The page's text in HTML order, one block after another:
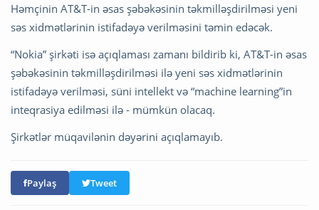
Həmçinin AT&T-in əsas şəbəkəsinin təkmilləşdirilməsi yeni
səs xidmətlərinin istifadəyə verilməsini təmin edəcək.
“Nokia” şirkəti isə açıqlaması zamanı bildirib ki, AT&T-in əsas
şəbəkəsinin təkmilləşdirilməsi ilə yeni səs xidmətlərinin
istifadəyə verilməsi, süni intellekt və “machine learning”in
inteqrasiya edilməsi ilə - mümkün olacaq.
Şirkətlər müqavilənin dəyərini açıqlamayıb.
Paylaş Tweet